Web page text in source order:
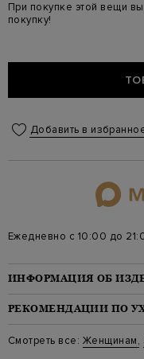
При покупке этой вещи
покупку!
Добавить в
Ежедневно с 10:00 до
ИНФОРМАЦИЯ ОБ
Материал: полиамид 87%,
На модели: 173/86/60/90
Стиль: Слитные
Цвет: Бирюзовый
РЕКОМЕНДАЦИИ ПО
Стирка: Ручная стирка
Отбеливание:
Смотреть все: Женщинам,